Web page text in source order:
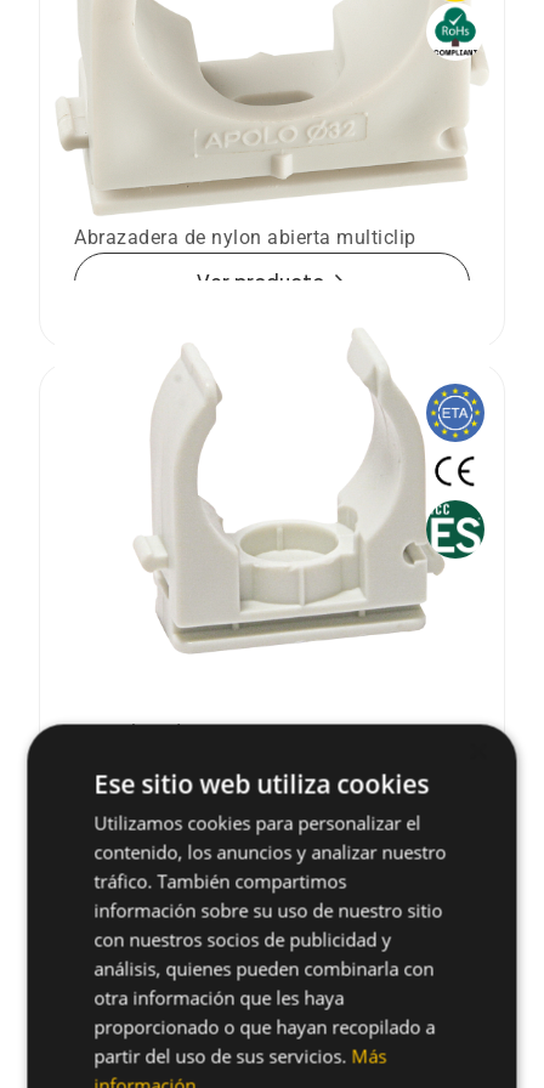
Abrazadera de plástico multiclip nylon
MC
Abrazadera de nylon abierta multiclip
Ver producto arrow_forward
para clavadora a gas
Ver productoarrow_forward
Ese sitio web utiliza cookies
Utilizamos cookies para personalizar el
contenido, los anuncios y analizar nuestro
tráfico. También compartimos
información sobre su uso de nuestro sitio
con nuestros socios de publicidad y
análisis, quienes pueden combinarla con
otra información que les haya
proporcionado o que hayan recopilado a
partir del uso de sus servicios. Más